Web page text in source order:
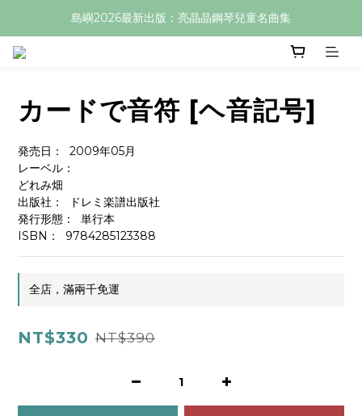
島嶼2026最新出版：亮晶晶鋼琴兒童名曲集
カードで音符 [ヘ音記号]
発売日：  2009年05月
レーベル：
どれみ畑
出版社：  ドレミ楽譜出版社
発行形態：  単行本
ISBN：  9784285123388
全店，滿兩千免運
NT$330 NT$390